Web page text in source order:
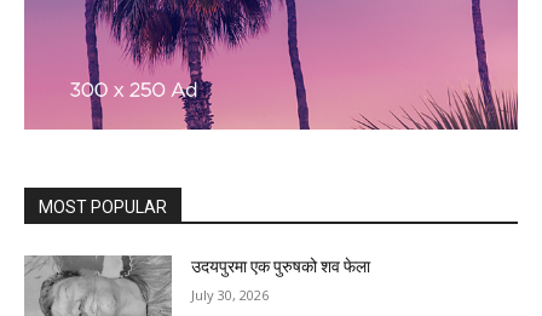
MOST POPULAR
उदयपुरमा एक पुरुषको शव फेला
July 30, 2026